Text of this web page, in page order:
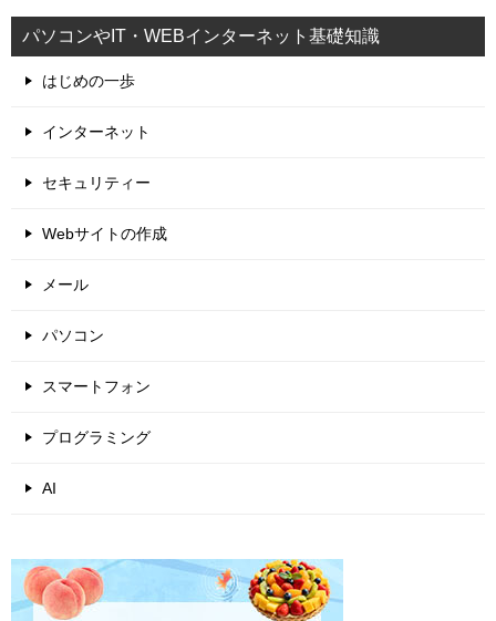
パソコンやIT・WEBインターネット基礎知識
はじめの一歩
インターネット
セキュリティー
Webサイトの作成
メール
パソコン
スマートフォン
プログラミング
AI